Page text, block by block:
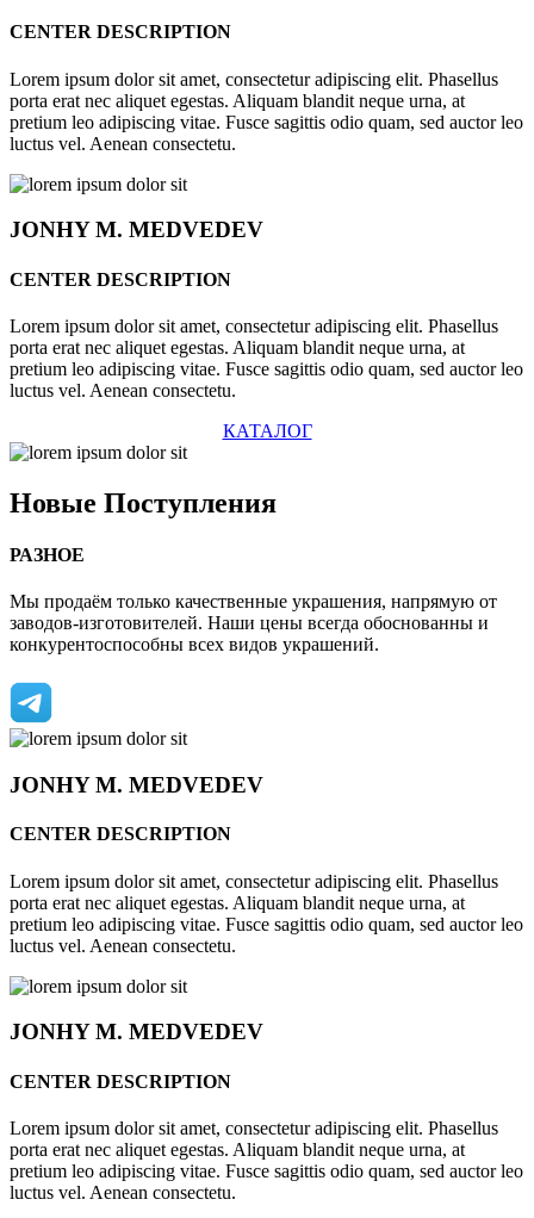
CENTER DESCRIPTION
Lorem ipsum dolor sit amet, consectetur adipiscing elit. Phasellus
porta erat nec aliquet egestas. Aliquam blandit neque urna, at
pretium leo adipiscing vitae. Fusce sagittis odio quam, sed auctor leo
luctus vel. Aenean consectetu.
JONHYM. MEDVEDEV
CENTER DESCRIPTION
Lorem ipsum dolor sit amet, consectetur adipiscing elit. Phasellus
porta erat nec aliquet egestas. Aliquam blandit neque urna, at
pretium leo adipiscing vitae. Fusce sagittis odio quam, sed auctor leo
luctus vel. Aenean consectetu.
КАТАЛОГ
Новые Поступления
РАЗНОЕ
Мы продаём только качественные украшения, напрямую от
заводов-изготовителей. Наши цены всегда обоснованны и
конкурентоспособны всех видов украшений.
JONHYM. MEDVEDEV
CENTER DESCRIPTION
Lorem ipsum dolor sit amet, consectetur adipiscing elit. Phasellus
porta erat nec aliquet egestas. Aliquam blandit neque urna, at
pretium leo adipiscing vitae. Fusce sagittis odio quam, sed auctor leo
luctus vel. Aenean consectetu.
JONHYM. MEDVEDEV
CENTER DESCRIPTION
Lorem ipsum dolor sit amet, consectetur adipiscing elit. Phasellus
porta erat nec aliquet egestas. Aliquam blandit neque urna, at
pretium leo adipiscing vitae. Fusce sagittis odio quam, sed auctor leo
luctus vel. Aenean consectetu.